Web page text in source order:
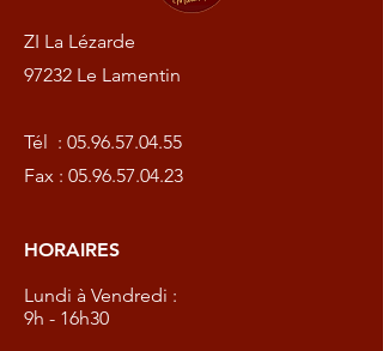
ZI La Lézarde
97232 Le Lamentin
Tél : 05.96.57.04.55
Fax : 05.96.57.04.23
HORAIRES
Lundi à Vendredi :
9h - 16h30